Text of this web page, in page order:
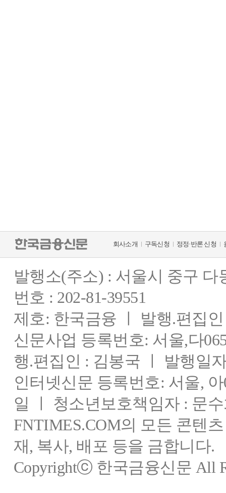
회사소개 구독신청 정정·반론 신청
발행소(주소) : 서울시 중구
번호 : 202-81-39551
제호: 한국금융 ㅣ 발행.편집
신문사업 등록번호: 서울,다
행.편집인 : 김봉국 ㅣ 발행일
인터넷신문 등록번호: 서울,
일 ㅣ 청소년보호책임자 : 문
FNTIMES.COM의 모든 콘텐
재, 복사, 배포 등을 금합니다.
Copyrightⓒ 한국금융신문 All